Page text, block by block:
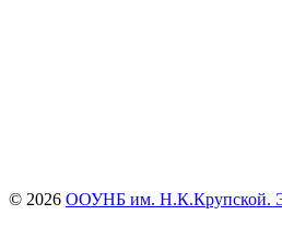
© 2026 ООУНБ им. Н.К.Крупской.